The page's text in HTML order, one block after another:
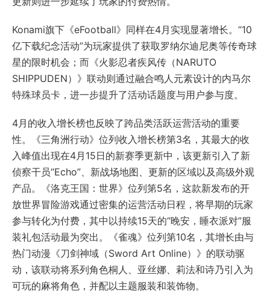
Konami旗下《eFootball》同样在4月实现显著增长。“10
亿下载纪念活动”为玩家提供了获取罗纳尔迪尼奥等传奇球
星的限时机会；而《火影忍者疾风传（NARUTO
SHIPPUDEN）》联动则通过融合鸣人元素设计的内马尔
特殊球员卡，进一步提升了活动话题度与用户参与度。
4月的收入增长榜也反映了跨品类活跃运营活动的重要
性。《三角洲行动》位列收入增长榜第3名，其最大的收
入峰值出现在4月15日的新赛季更新中，该更新引入了新
侦察干员“Echo”、新战场地图、更新的区域以及高级外观
产品。《洛克王国：世界》位列第5名，这款新发布的开
放世界冒险游戏通过密集的运营活动日程，将早期的玩家
参与转化为付费，其中以持续15天的“晚安，睡衣派对”服
装礼包活动最为突出。《雀魂》位列第10名，其增长由与
热门动漫《刀剑神域（Sword Art Online）》的联动驱
动，该联动将系列角色桐人、亚丝娜、莉法和诗乃引入为
可玩的麻将角色，并配以主题服装和装饰物。